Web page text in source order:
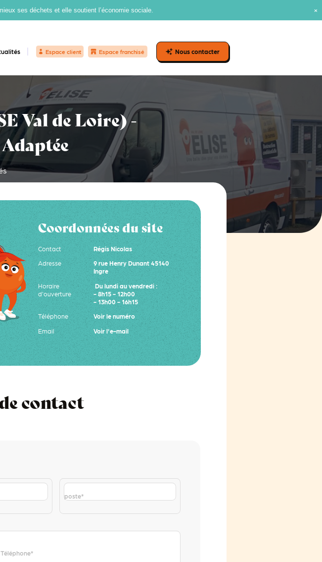
ses déchets et elle soutient l’économie sociale.
Espace client Espace franchisé Nous contacter
Val de Loire) -
Coordonnées du site
Contact
Régis Nicolas
Adresse
9 rue Henry Dunant 45140
Ingre
Horaire
d'ouverture
Du lundi au vendredi :
- 8h15 - 12h00
- 13h00 - 16h15
Téléphone
Voir le numéro
Email
Voir l'e-mail
contact
poste*
Téléphone*